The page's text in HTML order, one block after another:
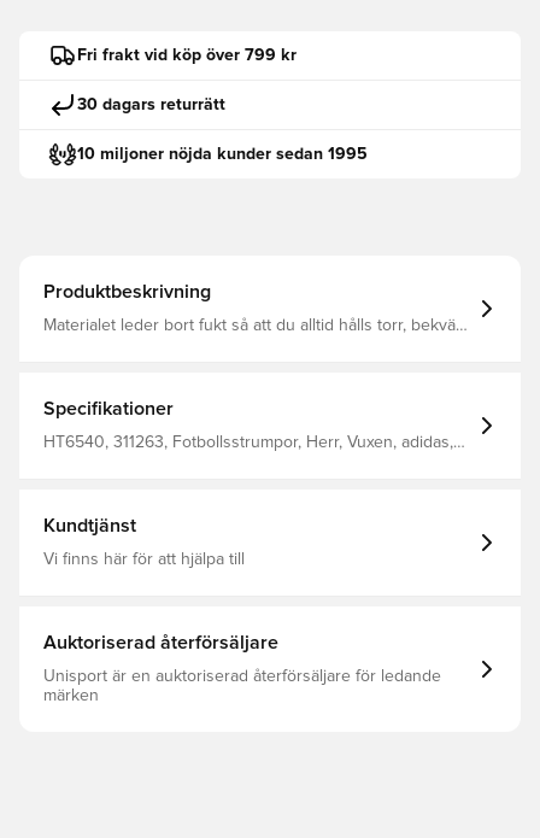
Fri frakt vid köp över 799 kr
30 dagars returrätt
10 miljoner nöjda kunder sedan 1995
Produktbeskrivning
Materialet leder bort fukt så att du alltid hålls torr, bekväm
Specifikationer
HT6540, 311263, Fotbollsstrumpor, Herr, Vuxen, adidas,
Kundtjänst
Vi finns här för att hjälpa till
Auktoriserad återförsäljare
Unisport är en auktoriserad återförsäljare för ledande
märken